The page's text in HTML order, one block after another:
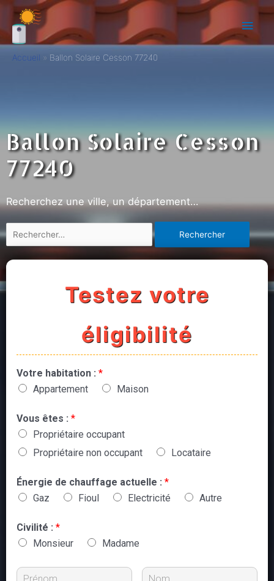
Accueil Ballon Solaire Cesson 77240
Ballon Solaire Cesson
77240
Recherchez une ville, un département…
Testez votre
éligibilité
Votre habitation : *
Appartement
Maison
Vous êtes : *
Propriétaire occupant
Propriétaire non occupant
Locataire
Énergie de chauffage actuelle : *
Gaz
Fioul Electricité Autre
Civilité : *
Monsieur
Madame